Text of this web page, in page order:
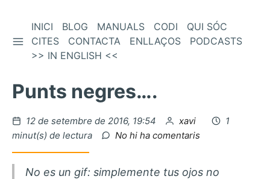
contingut
BARRA LATERAL
INICI BLOG MANUALS CODI
QUI SÓC
CITES
CONTACTA ENLLAÇOS
PODCASTS
>> IN ENGLISH <<
Punts negres….
Publicat
el
12 de setembre de 2016, 19:54 per
xavi
1
minut(s) de lectura
No hi ha comentaris
No es un gif: simplemente tus ojos no